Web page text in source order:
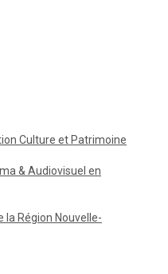
Culture et Patrimoine
& Audiovisuel en
la Région Nouvelle-